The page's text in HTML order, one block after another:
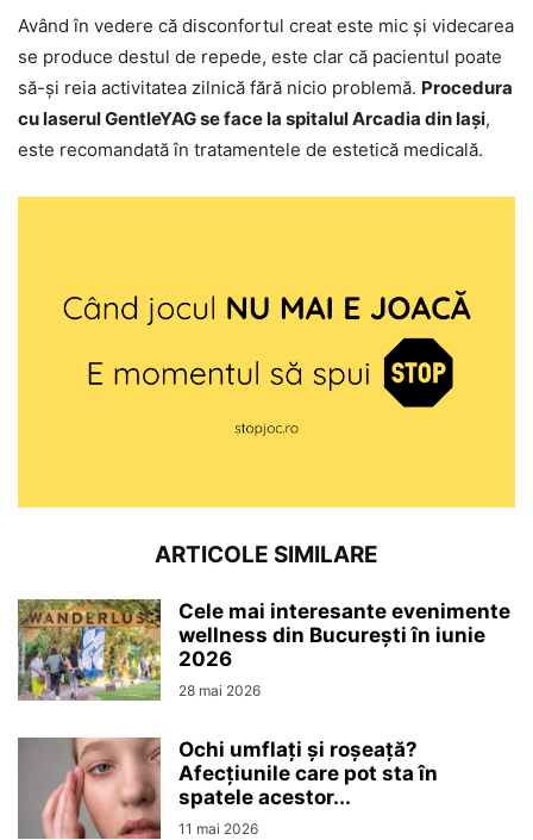
Având în vedere că disconfortul creat este mic și videcarea
se produce destul de repede, este clar că pacientul poate
să-și reia activitatea zilnică fără nicio problemă. Procedura
cu laserul GentleYAG se face la spitalul Arcadia din Iași,
este recomandată în tratamentele de estetică medicală.
ARTICOLE SIMILARE
Cele mai interesante evenimente
wellness din București în iunie
2026
28 mai 2026
Ochi umflați și roșeață?
Afecțiunile care pot sta în
spatele acestor...
11 mai 2026